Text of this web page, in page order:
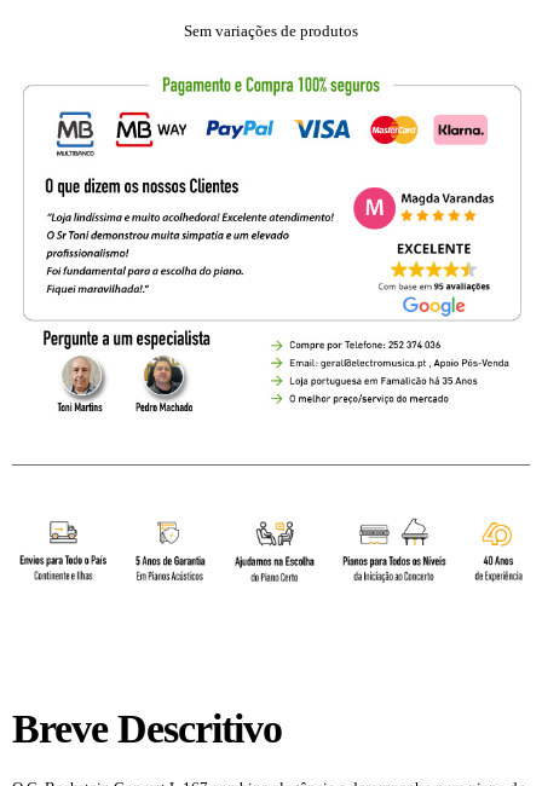
Sem variações de produtos
Breve Descritivo